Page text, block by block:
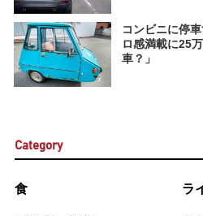
コンビニに停
ロ感満載に25
車？」
Category
食 ラ